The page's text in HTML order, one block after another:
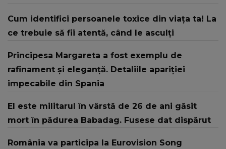
Cum identifici persoanele toxice din viața ta! La
ce trebuie să fii atentă, când le asculți
Principesa Margareta a fost exemplu de
rafinament și eleganță. Detaliile apariției
impecabile din Spania
El este militarul în vârstă de 26 de ani găsit
mort în pădurea Babadag. Fusese dat dispărut
România va participa la Eurovision Song